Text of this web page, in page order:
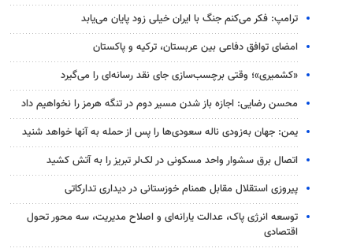
ترامپ: فکر می‌کنم جنگ با ایران خیلی زود پایان می‌یابد
امضای توافق دفاعی بین عربستان، ترکیه و پاکستان
«کشمیری»؛ وقتی برچسب‌سازی جای نقد رسانه‌ای را می‌گیرد
محسن رضایی: اجازه باز شدن مسیر دوم در تنگه هرمز را نخواهیم داد
یمن: جهان به‌زودی ناله سعودی‌ها را پس از حمله به آنها خواهد شنید
اتصال برق سشوار واحد مسکونی در لک‌لر تبریز را به آتش کشید
پیروزی استقلال مقابل همنام خوزستانی در دیداری تدارکاتی
توسعه انرژی پاک، عدالت یارانه‌ای و اصلاح مدیریت، سه محور تحول
اقتصادی